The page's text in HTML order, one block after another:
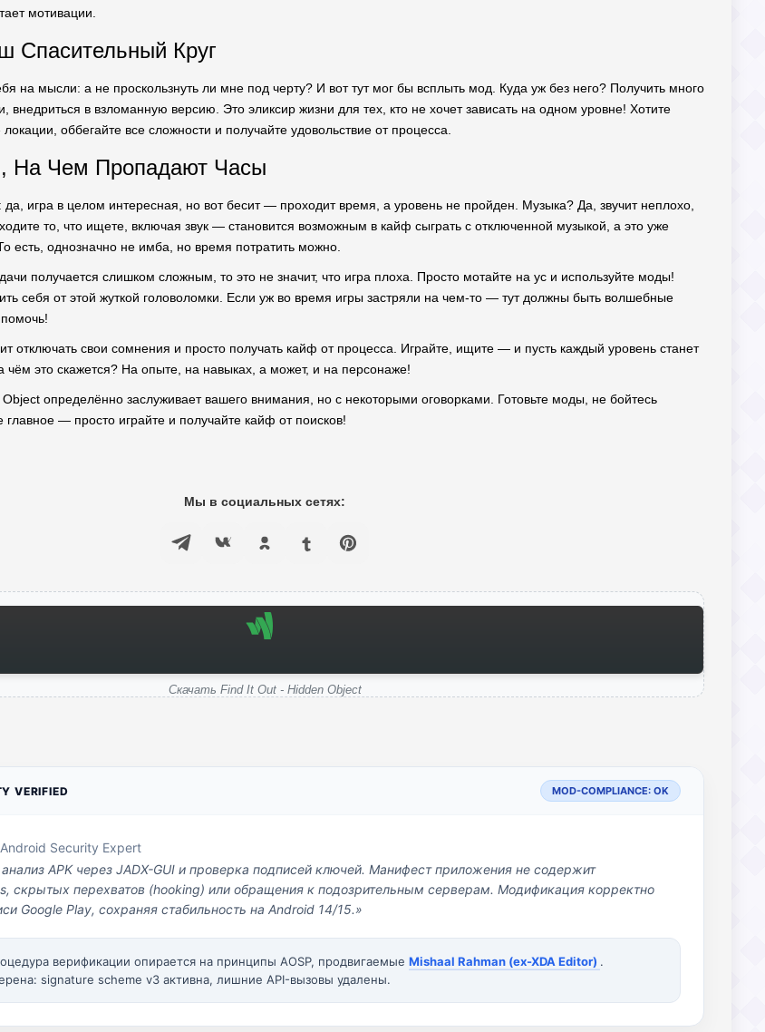
мотивации.
Круг
на мысли: а не проскользнуть ли мне под черту? И вот тут мог бы всплыть мод. Куда уж без него? Получить много
внедриться в взломанную версию. Это эликсир жизни для тех, кто не хочет зависать на одном уровне! Хотите
оббегайте все сложности и получайте удовольствие от процесса.
На Чем Пропадают Часы
игра в целом интересная, но вот бесит — проходит время, а уровень не пройден. Музыка? Да, звучит неплохо,
то, что ищете, включая звук — становится возможным в кайф сыграть с отключенной музыкой, а это уже
есть, однозначно не имба, но время потратить можно.
получается слишком сложным, то это не значит, что игра плоха. Просто мотайте на ус и используйте моды!
себя от этой жуткой головоломки. Если уж во время игры застряли на чем-то — тут должны быть волшебные
отключать свои сомнения и просто получать кайф от процесса. Играйте, ищите — и пусть каждый уровень станет
это скажется? На опыте, на навыках, а может, и на персонаже!
определённо заслуживает вашего внимания, но с некоторыми оговорками. Готовьте моды, не бойтесь
главное — просто играйте и получайте кайф от поисков!
Мы в социальных сетях:
Скачать Find It Out - Hidden Object
VERIFIED MOD-COMPLIANCE: OK
Security Expert
APK через JADX-GUI и проверка подписей ключей. Манифест приложения не содержит
скрытых перехватов (hooking) или обращения к подозрительным серверам. Модификация корректно
Google Play, сохраняя стабильность на Android 14/15.»
верификации опирается на принципы AOSP, продвигаемые Mishaal Rahman (ex-XDA Editor) .
signature scheme v3 активна, лишние API-вызовы удалены.